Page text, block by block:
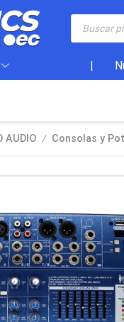
AUDIO / Consolas y